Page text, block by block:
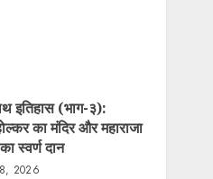
इतिहास (भाग-३):
का मंदिर और महाराजा
स्वर्ण दान
2026